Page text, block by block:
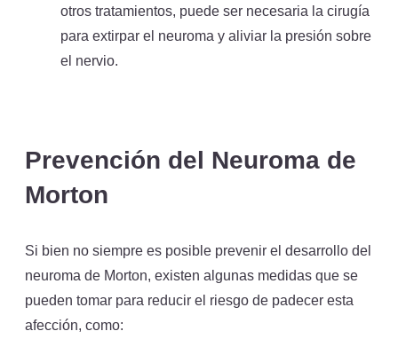
otros tratamientos, puede ser necesaria la cirugía
para extirpar el neuroma y aliviar la presión sobre
el nervio.
Prevención del Neuroma de
Morton
Si bien no siempre es posible prevenir el desarrollo del
neuroma de Morton, existen algunas medidas que se
pueden tomar para reducir el riesgo de padecer esta
afección, como: